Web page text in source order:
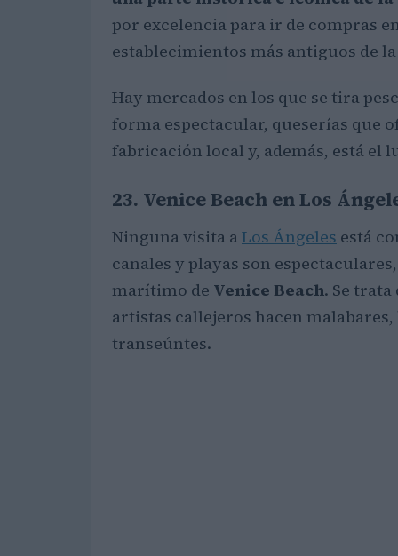
por excelencia para ir de compras
establecimientos más antiguos de
Hay mercados en los que se tira
forma espectacular, queserías que
fabricación local y, además, está el
23. Venice Beach en Los
Ninguna visita aLos Ángeles está
canales y playas son
marítimo de Venice Beach. Se
artistas callejeros hacen
transeúntes.